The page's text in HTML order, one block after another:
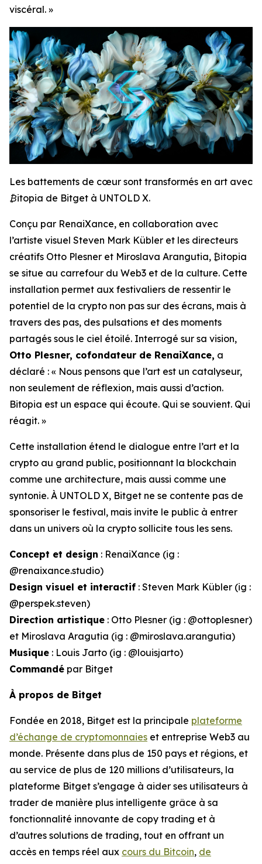
viscéral. »
Les battements de cœur sont transformés en art avec
₿itopia de Bitget à UNTOLD X.
Conçu par RenaiXance, en collaboration avec
l’artiste visuel Steven Mark Kübler et les directeurs
créatifs Otto Plesner et Miroslava Arangutia, ₿itopia
se situe au carrefour du Web3 et de la culture. Cette
installation permet aux festivaliers de ressentir le
potentiel de la crypto non pas sur des écrans, mais à
travers des pas, des pulsations et des moments
partagés sous le ciel étoilé. Interrogé sur sa vision,
Otto Plesner, cofondateur de RenaiXance, a
déclaré : « Nous pensons que l’art est un catalyseur,
non seulement de réflexion, mais aussi d’action.
Bitopia est un espace qui écoute. Qui se souvient. Qui
réagit. »
Cette installation étend le dialogue entre l’art et la
crypto au grand public, positionnant la blockchain
comme une architecture, mais aussi comme une
syntonie. À UNTOLD X, Bitget ne se contente pas de
sponsoriser le festival, mais invite le public à entrer
dans un univers où la crypto sollicite tous les sens.
Concept et design : RenaiXance (ig :
@renaixance.studio)
Design visuel et interactif : Steven Mark Kübler (ig :
@perspek.steven)
Direction artistique : Otto Plesner (ig : @ottoplesner)
et Miroslava Aragutia (ig : @miroslava.arangutia)
Musique : Louis Jarto (ig : @louisjarto)
Commandé par Bitget
À propos de Bitget
Fondée en 2018, Bitget est la principale plateforme
d’échange de cryptomonnaies et entreprise Web3 au
monde. Présente dans plus de 150 pays et régions, et
au service de plus de 120 millions d’utilisateurs, la
plateforme Bitget s’engage à aider ses utilisateurs à
trader de manière plus intelligente grâce à sa
fonctionnalité innovante de copy trading et à
d’autres solutions de trading, tout en offrant un
accès en temps réel aux cours du Bitcoin, de